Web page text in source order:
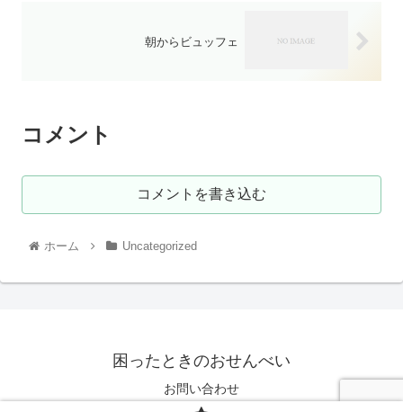
朝からビュッフェ
コメント
コメントを書き込む
ホーム Uncategorized
困ったときのおせんべい
お問い合わせ